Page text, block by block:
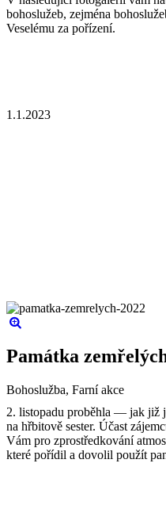
bohoslužeb, zejména
Veselému za pořízení.
1.1.2023
Památka
Bohoslužba, Farní akce
2. listopadu proběhla — jak již
na hřbitově sester. Účast
Vám pro zprostředkování
které pořídil a dovolil použít